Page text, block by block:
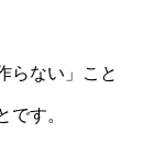
らない」こと
です。